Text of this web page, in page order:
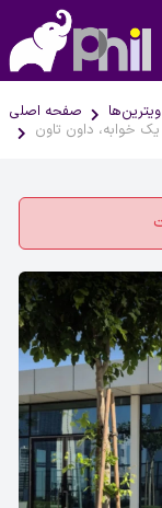
صفحه اصلی
یک خوابه، داون تاون